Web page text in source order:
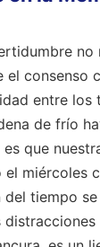
no
el consenso
entre los
de frío
que
el miércoles
tiempo